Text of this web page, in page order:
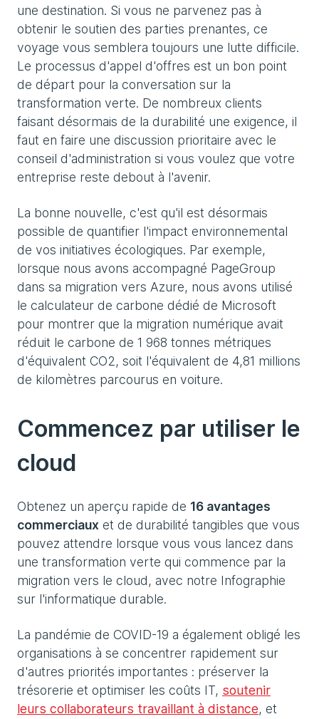
une destination. Si vous ne parvenez pas à
obtenir le soutien des parties prenantes, ce
voyage vous semblera toujours une lutte difficile.
Le processus d'appel d'offres est un bon point
de départ pour la conversation sur la
transformation verte. De nombreux clients
faisant désormais de la durabilité une exigence, il
faut en faire une discussion prioritaire avec le
conseil d'administration si vous voulez que votre
entreprise reste debout à l'avenir.
La bonne nouvelle, c'est qu'il est désormais
possible de quantifier l'impact environnemental
de vos initiatives écologiques. Par exemple,
lorsque nous avons accompagné PageGroup
dans sa migration vers Azure, nous avons utilisé
le calculateur de carbone dédié de Microsoft
pour montrer que la migration numérique avait
réduit le carbone de 1 968 tonnes métriques
d'équivalent CO2, soit l'équivalent de 4,81 millions
de kilomètres parcourus en voiture.
Commencez par utiliser le
cloud
Obtenez un aperçu rapide de 16 avantages
commerciaux et de durabilité tangibles que vous
pouvez attendre lorsque vous vous lancez dans
une transformation verte qui commence par la
migration vers le cloud, avec notre Infographie
sur l'informatique durable.
La pandémie de COVID-19 a également obligé les
organisations à se concentrer rapidement sur
d'autres priorités importantes : préserver la
trésorerie et optimiser les coûts IT, soutenir
leurs collaborateurs travaillant à distance, et